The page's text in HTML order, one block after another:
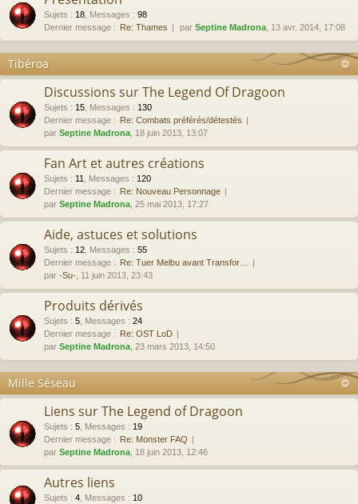
Sujets : 18 Messages : 98
Dernier message : Re: Thames par Septine Madrona , 13 avr. 2014, 17:08
Tibéroa
Discussions sur The Legend Of Dragoon
Sujets : 15 Messages : 130
Dernier message : Re: Combats préférés/détestés
par Septine Madrona , 18 juin 2013, 13:07
Fan Art et autres créations
Sujets : 11 Messages : 120
Dernier message : Re: Nouveau Personnage
par Septine Madrona , 25 mai 2013, 17:27
Aide, astuces et solutions
Sujets : 12 Messages : 55
Dernier message : Re: Tuer Melbu avant Transfor…
par -Su- , 11 juin 2013, 23:43
Produits dérivés
Sujets : 5 Messages : 24
Dernier message : Re: OST LoD
par Septine Madrona , 23 mars 2013, 14:50
Mille Séseau
Liens sur The Legend of Dragoon
Sujets : 5 Messages : 19
Dernier message : Re: Monster FAQ
par Septine Madrona , 18 juin 2013, 12:46
Autres liens
Sujets : 4 Messages : 10